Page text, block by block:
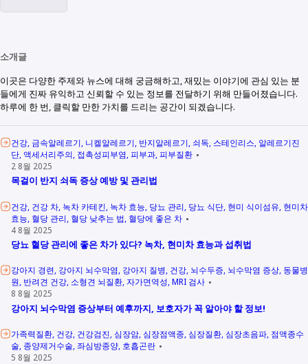
소개글
이곳은 다양한 주제와 뉴스에 대해 궁금해하고, 재밌는 이야기에 관심 있는 분
들에게 진짜 유익하고 신뢰할 수 있는 정보를 전달하기 위해 만들어졌습니다.
하루에 한 번, 클릭할 만한 가치를 드리는 공간이 되겠습니다.
건강 금속알레르기 니켈알레르기 반지알레르기 쇠독 스테인리스 알레르기진
단 액세서리주의 접촉성피부염 피부과 피부질환
2 8월 2025
목걸이 반지 쇠독 증상 예방 및 관리법
건강 건강 차 녹차 카테킨 녹차 효능 당뇨 관리 당뇨 식단 현미 식이섬유 현미차
효능 혈당 관리 혈당 낮추는 법 혈당에 좋은 차
4 8월 2025
당뇨 혈당 관리에 좋은 차가 있다? 녹차, 현미차 효능과 섭취법
강아지 경련 강아지 뇌수막염 강아지 질병 건강 뇌수두증 뇌수막염 증상 동물병
원 반려견 건강 소형견 뇌질환 자가면역성 MRI 검사
8 8월 2025
강아지 뇌수막염 증상부터 예후까지, 보호자가 꼭 알아야 할 정보!
가족력질환 건강 건강검진 심장암 심장점액종 심장질환 심장초음파 점액종수
술 종양제거수술 좌심방종양 호흡곤란
5 8월 2025